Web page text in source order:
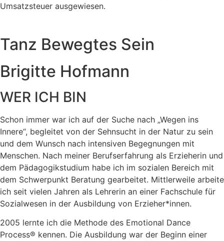
Umsatzsteuer ausgewiesen.
Tanz Bewegtes Sein
Brigitte Hofmann
WER ICH BIN
Schon immer war ich auf der Suche nach „Wegen ins
Innere“, begleitet von der Sehnsucht in der Natur zu sein
und dem Wunsch nach intensiven Begegnungen mit
Menschen. Nach meiner Berufserfahrung als Erzieherin und
dem Pädagogikstudium habe ich im sozialen Bereich mit
dem Schwerpunkt Beratung gearbeitet. Mittlerweile arbeite
ich seit vielen Jahren als Lehrerin an einer Fachschule für
Sozialwesen in der Ausbildung von Erzieher*innen.
2005 lernte ich die Methode des Emotional Dance
Process® kennen. Die Ausbildung war der Beginn einer